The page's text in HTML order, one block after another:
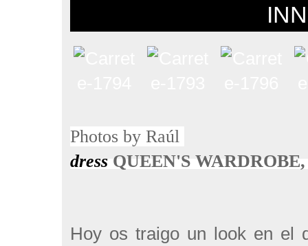
Photos by Raúl
dress QUEEN'S WARDROBE
Hoy os traigo un look en el